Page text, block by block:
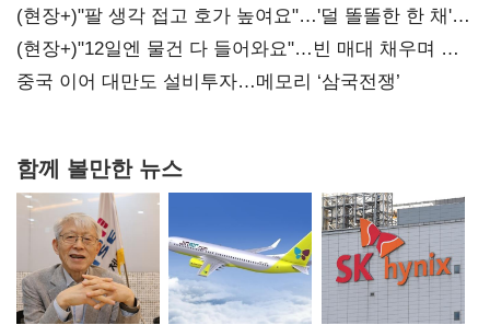
숙제
(현장+)"팔 생각 접고 호가 높여요"…'덜 똘똘한 한 채'
20억 키맞추기
(현장+)"12일엔 물건 다 들어와요"…빈 매대 채우며 문
연 홈플러스
중국 이어 대만도 설비투자…메모리 ‘삼국전쟁’
함께 볼만한 뉴스